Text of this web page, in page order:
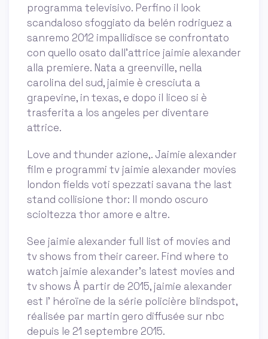
programma televisivo. Perfino il look
scandaloso sfoggiato da belén rodriguez a
sanremo 2012 impallidisce se confrontato
con quello osato dall'attrice jaimie alexander
alla premiere. Nata a greenville, nella
carolina del sud, jaimie è cresciuta a
grapevine, in texas, e dopo il liceo si è
trasferita a los angeles per diventare
attrice.
Love and thunder azione,. Jaimie alexander
film e programmi tv jaimie alexander movies
london fields voti spezzati savana the last
stand collisione thor: Il mondo oscuro
scioltezza thor amore e altre.
See jaimie alexander full list of movies and
tv shows from their career. Find where to
watch jaimie alexander's latest movies and
tv shows À partir de 2015, jaimie alexander
est l' héroïne de la série policière blindspot,
réalisée par martin gero diffusée sur nbc
depuis le 21 septembre 2015.